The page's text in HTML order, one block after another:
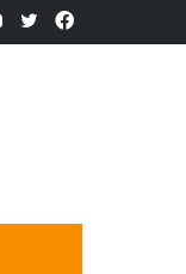
Facebook
X
YouTube